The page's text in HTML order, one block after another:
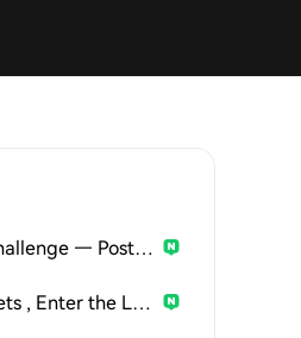
HTX Creation Challenge — Post and Win 1,500U
Discuss Hot Assets , Enter the Lucky Draw